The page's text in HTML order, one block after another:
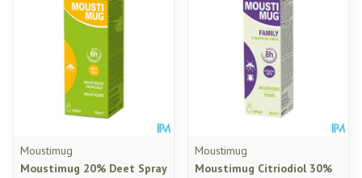
Moustimug
Moustimug 20% Deet Spray
Moustimug
Moustimug Citriodiol 30%